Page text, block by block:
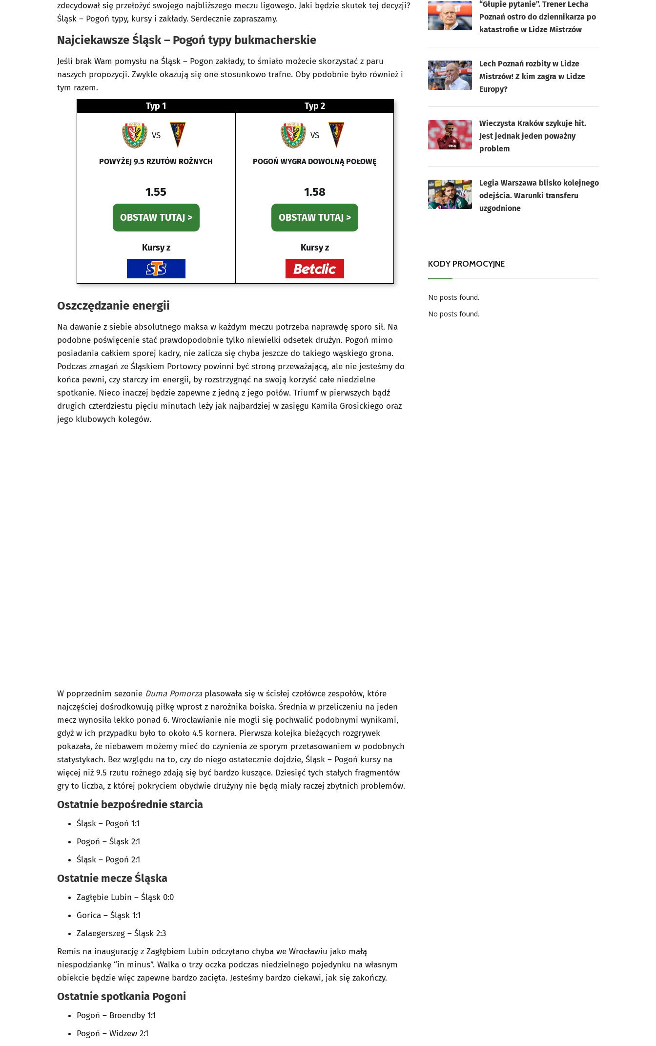
zdecydował się przełożyć swojego najbliższego meczu ligowego. Jaki będzie skutek tej decyzji?
Śląsk – Pogoń typy, kursy i zakłady. Serdecznie zapraszamy.
Najciekawsze Śląsk – Pogoń typy bukmacherskie
Jeśli brak Wam pomysłu na Śląsk – Pogon zakłady, to śmiało możecie skorzystać z paru
naszych propozycji. Zwykle okazują się one stosunkowo trafne. Oby podobnie było również i
tym razem.
Typ 1
VS
POWYŻEJ 9.5 RZUTÓW ROŻNYCH
1.55
OBSTAW TUTAJ >
Kursy z
Typ 2
VS
POGOŃ WYGRA DOWOLNĄ POŁOWĘ
1.58
OBSTAW TUTAJ >
Kursy z
Oszczędzanie energii
Na dawanie z siebie absolutnego maksa w każdym meczu potrzeba naprawdę sporo sił. Na
podobne poświęcenie stać prawdopodobnie tylko niewielki odsetek drużyn. Pogoń mimo
posiadania całkiem sporej kadry, nie zalicza się chyba jeszcze do takiego wąskiego grona.
Podczas zmagań ze Śląskiem Portowcy powinni być stroną przeważającą, ale nie jesteśmy do
końca pewni, czy starczy im energii, by rozstrzygnąć na swoją korzyść całe niedzielne
spotkanie. Nieco inaczej będzie zapewne z jedną z jego połów. Triumf w pierwszych bądź
drugich czterdziestu pięciu minutach leży jak najbardziej w zasięgu Kamila Grosickiego oraz
jego klubowych kolegów.
W poprzednim sezonie Duma Pomorzaplasowała się w ścisłej czołówce zespołów, które
najczęściej dośrodkowują piłkę wprost z narożnika boiska. Średnia w przeliczeniu na jeden
mecz wynosiła lekko ponad 6. Wrocławianie nie mogli się pochwalić podobnymi wynikami,
gdyż w ich przypadku było to około 4.5 kornera. Pierwsza kolejka bieżących rozgrywek
pokazała, że niebawem możemy mieć do czynienia ze sporym przetasowaniem w podobnych
statystykach. Bez względu na to, czy do niego ostatecznie dojdzie, Śląsk – Pogoń kursy na
więcej niż 9.5 rzutu rożnego zdają się być bardzo kuszące. Dziesięć tych stałych fragmentów
gry to liczba, z której pokryciem obydwie drużyny nie będą miały raczej zbytnich problemów.
Ostatnie bezpośrednie starcia
Śląsk – Pogoń 1:1
Pogoń – Śląsk 2:1
Śląsk – Pogoń 2:1
Ostatnie mecze Śląska
Zagłębie Lubin – Śląsk 0:0
Gorica – Śląsk 1:1
Zalaegerszeg – Śląsk 2:3
Remis na inaugurację z Zagłębiem Lubin odczytano chyba we Wrocławiu jako małą
niespodziankę “in minus”. Walka o trzy oczka podczas niedzielnego pojedynku na własnym
obiekcie będzie więc zapewne bardzo zacięta. Jesteśmy bardzo ciekawi, jak się zakończy.
Ostatnie spotkania Pogoni
Pogoń – Broendby 1:1
Pogoń – Widzew 2:1
“Głupie pytanie”. Trener Lecha
Poznań ostro do dziennikarza po
katastrofie w Lidze Mistrzów
Lech Poznań rozbity w Lidze
Mistrzów! Z kim zagra w Lidze
Europy?
Wieczysta Kraków szykuje hit.
Jest jednak jeden poważny
problem
Legia Warszawa blisko kolejnego
odejścia. Warunki transferu
uzgodnione
KODY PROMOCYJNE
No posts found.
No posts found.